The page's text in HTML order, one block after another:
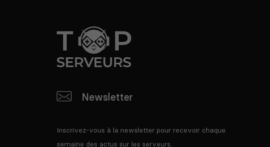
Newsletter
Inscrivez-vous à la newsletter pour recevoir chaque
semaine des actus sur les serveurs.